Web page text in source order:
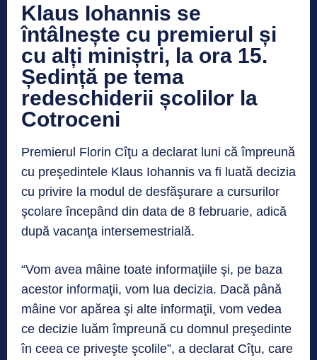
Klaus Iohannis se
întâlnește cu premierul și
cu alți miniștri, la ora 15.
Ședință pe tema
redeschiderii școlilor la
Cotroceni
Premierul Florin Cîţu a declarat luni că împreună
cu preşedintele Klaus Iohannis va fi luată decizia
cu privire la modul de desfăşurare a cursurilor
şcolare începând din data de 8 februarie, adică
după vacanţa intersemestrială.
“Vom avea mâine toate informaţiile şi, pe baza
acestor informaţii, vom lua decizia. Dacă până
mâine vor apărea şi alte informaţii, vom vedea
ce decizie luăm împreună cu domnul preşedinte
în ceea ce priveşte şcolile”, a declarat Cîţu, care